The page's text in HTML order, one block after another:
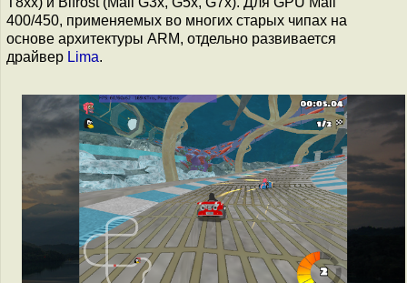
400/450, применяемых во многих старых чипах на
основе архитектуры ARM, отдельно развивается
драйвер Lima.